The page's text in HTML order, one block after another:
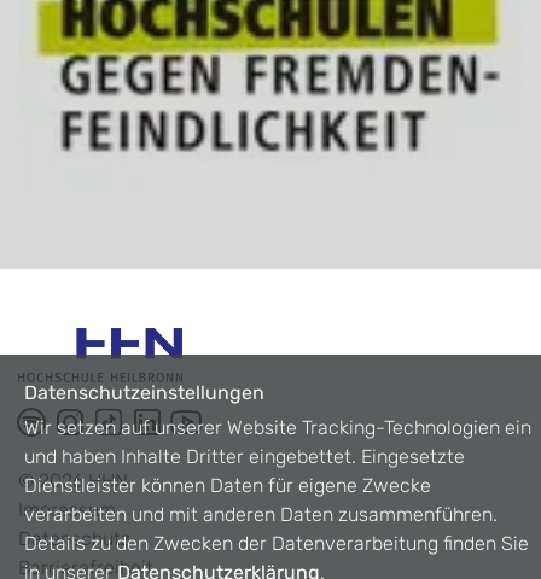
©2026HHN
Impressum
Datenschutz
Barrierefreiheit
Datenschutzeinstellungen
Wir setzen auf unserer Website Tracking-Technologien ein
und haben Inhalte Dritter eingebettet. Eingesetzte
Dienstleister können Daten für eigene Zwecke
verarbeiten und mit anderen Daten zusammenführen.
Details zu den Zwecken der Datenverarbeitung finden Sie
in unsererDatenschutzerklärung.